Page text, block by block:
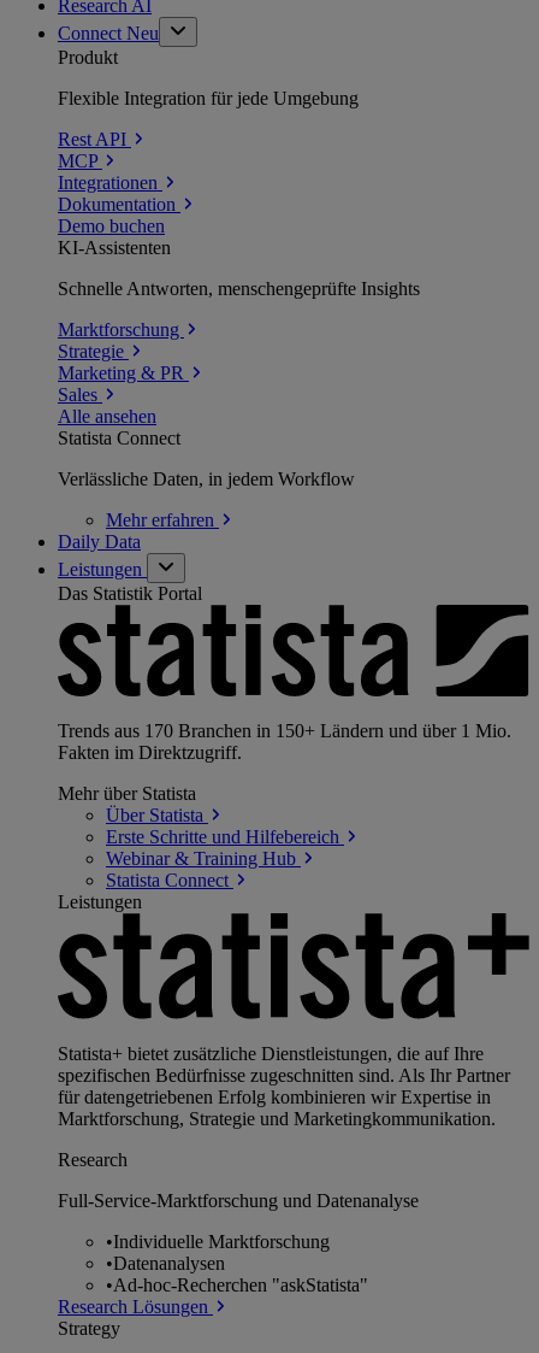
Research AI
Connect Neu
Produkt
Flexible Integration für jede Umgebung
Rest API
MCP
Integrationen
Dokumentation
Demo buchen
KI-Assistenten
Schnelle Antworten, menschengeprüfte Insights
Marktforschung
Strategie
Marketing & PR
Sales
Alle ansehen
Statista Connect
Verlässliche Daten, in jedem Workflow
Mehrerfahren
Daily Data
Leistungen
Das Statistik Portal
Trends aus 170 Branchen in 150+ Ländern und über 1 Mio.
Fakten im Direktzugriff.
Mehr über Statista
Über Statista
Erste Schritte und Hilfebereich
Webinar & Training Hub
Statista Connect
Leistungen
Statista+ bietet zusätzliche Dienstleistungen, die auf Ihre
spezifischen Bedürfnisse zugeschnitten sind. Als Ihr Partner
für datengetriebenen Erfolg kombinieren wir Expertise in
Marktforschung, Strategie und Marketingkommunikation.
Research
Full-Service-Marktforschung und Datenanalyse
•Individuelle Marktforschung
•Datenanalysen
•Ad-hoc-Recherchen "askStatista"
Research Lösungen
Strategy